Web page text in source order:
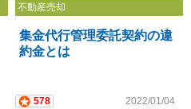
不動産売却
集金代行管理委託契約の違
約金とは
578 2022/01/04